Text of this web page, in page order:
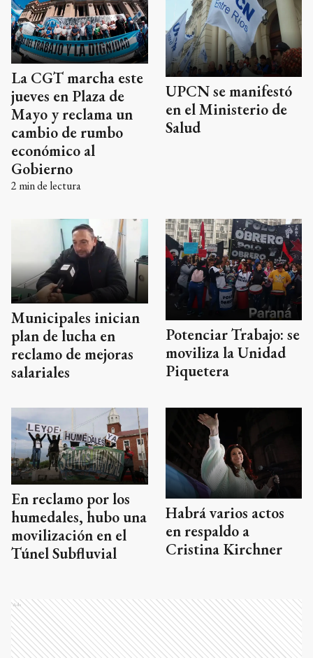
La CGT marcha este
jueves en Plaza de
Mayo y reclama un
cambio de rumbo
económico al
Gobierno
2 min de lectura
UPCN se manifestó
en el Ministerio de
Salud
Municipales inician
plan de lucha en
reclamo de mejoras
salariales
Potenciar Trabajo: se
moviliza la Unidad
Piquetera
En reclamo por los
humedales, hubo una
movilización en el
Túnel Subfluvial
Habrá varios actos
en respaldo a
Cristina Kirchner
Ads